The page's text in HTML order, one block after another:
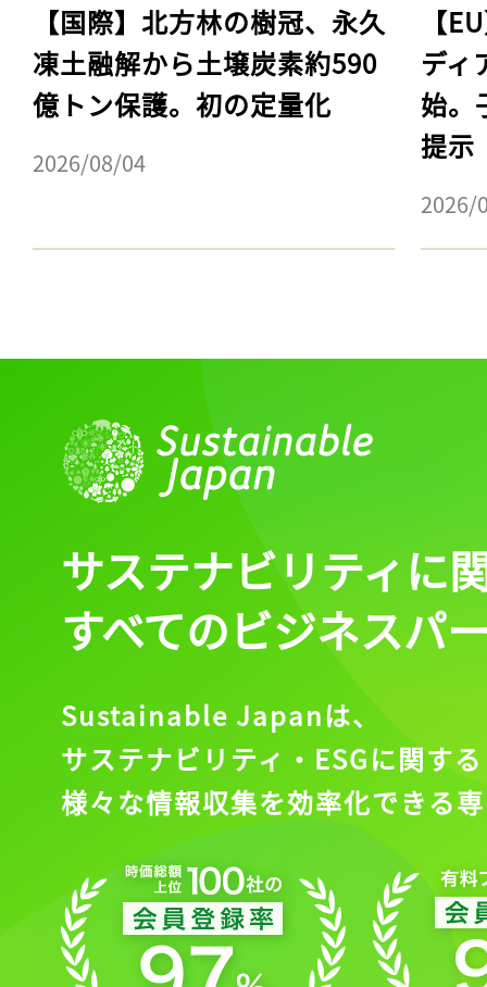
【国際】北方林の樹冠、永久
凍土融解から土壌炭素約590
億トン保護。初の定量化
2026/08/04
【
ディ
始。
提示
2026/
サステナビリティに
すべてのビジネスパ
Sustainable Japanは、
サステナビリティ・ESGに関する
様々な情報収集を効率化できる